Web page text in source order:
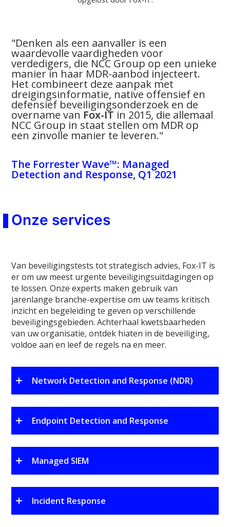
"Denken als een aanvaller is een
waardevolle vaardigheden voor
verdedigers, die NCC Group op een unieke
manier in haar MDR-aanbod injecteert.
Het combineert deze aanpak met
dreigingsinformatie, native offensief en
defensief beveiligingsonderzoek en de
overname van Fox-IT in 2015, die allemaal
NCC Group in staat stellen om MDR op
een zinvolle manier te leveren."
The Forrester Wave™: Managed
Detection and Response, Q1 2021
Onze services
Van beveiligingstests tot strategisch advies, Fox-IT is
er om uw meest urgente beveiligingsuitdagingen op
te lossen. Onze experts maken gebruik van
jarenlange branche-expertise om uw teams kritisch
inzicht en begeleiding te geven op verschillende
beveiligingsgebieden. Achterhaal kwetsbaarheden
van uw organisatie, ontdek hiaten in de beveiliging,
voldoe aan en leef de regels na en meer.
Network Detection and Response (NDR)
Endpoint Detection and Response
Managed SIEM
Incident Response